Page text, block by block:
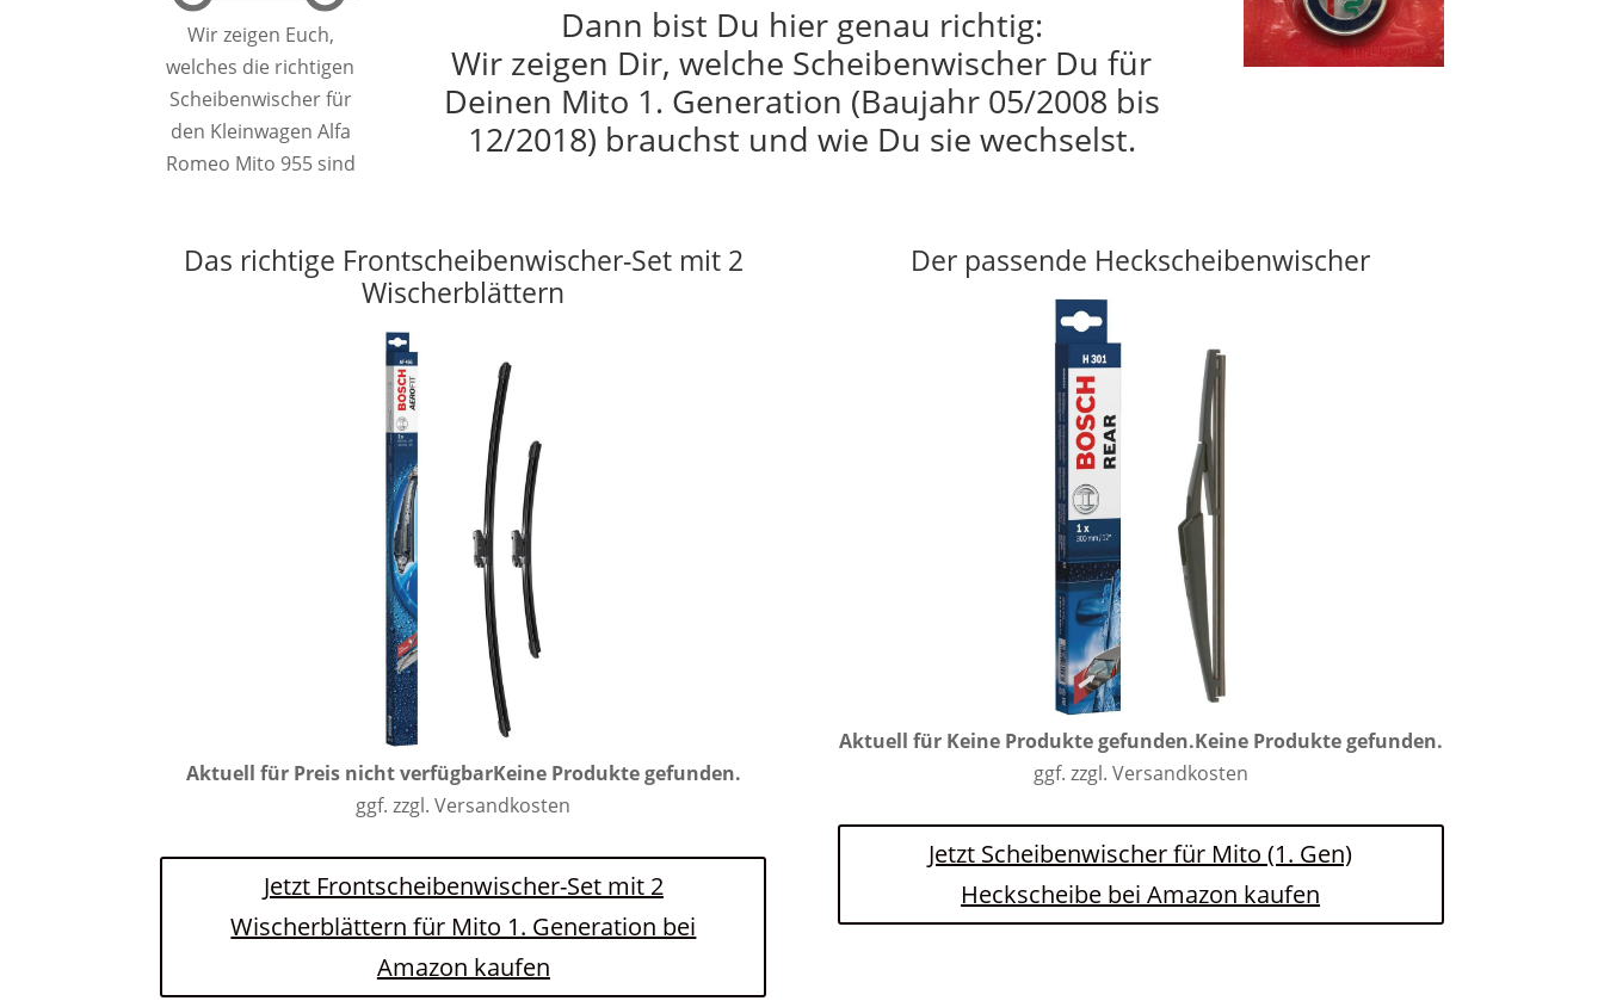
Wir zeigen Euch,
welches die richtigen
Scheibenwischer für
den Kleinwagen Alfa
Romeo Mito 955 sind
Dann bist Du hier genau richtig:
Wir zeigen Dir, welche Scheibenwischer Du für
Deinen Mito 1. Generation (Baujahr 05/2008 bis
12/2018) brauchst und wie Du sie wechselst.
Das richtige Frontscheibenwischer-Set mit 2
Wischerblättern
Aktuell für Preis nicht verfügbarKeine Produkte gefunden.
ggf. zzgl. Versandkosten
Jetzt Frontscheibenwischer-Set mit 2
Wischerblättern für Mito 1. Generation bei
Amazon kaufen
Der passende Heckscheibenwischer
Aktuell für Keine Produkte gefunden.Keine Produkte gefunden.
ggf. zzgl. Versandkosten
Jetzt Scheibenwischer für Mito (1. Gen)
Heckscheibe bei Amazon kaufen